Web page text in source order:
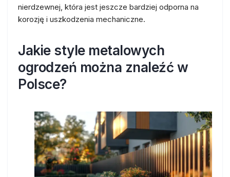
nierdzewnej, która jest jeszcze bardziej odporna na
korozję i uszkodzenia mechaniczne.
Jakie style metalowych
ogrodzeń można znaleźć w
Polsce?